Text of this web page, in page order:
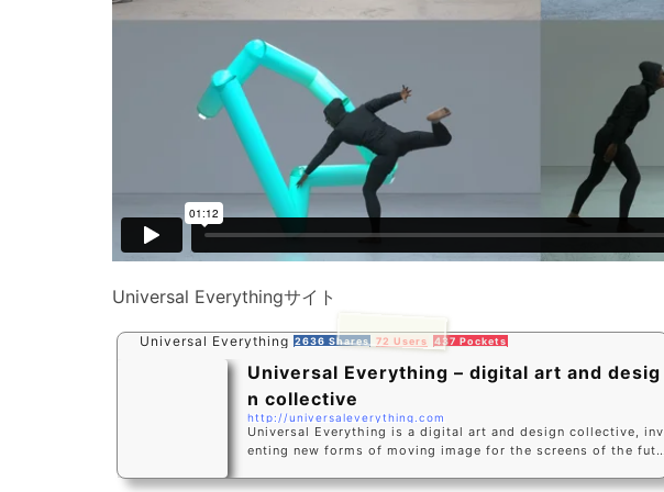
Universal Everythingサイト
Universal Everything 2636 Shares 72 Users 437 Pockets
Universal Everything – digital art and desig
n collective
http://universaleverything.com
Universal Everything is a digital art and design collective, inv
enting new forms of moving image for the screens of the futu